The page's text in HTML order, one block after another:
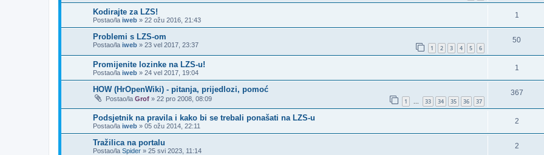
Kodirajte za LZS!
Postao/la iweb » 22 ožu 2016, 21:43
1
Problemi s LZS-om
Postao/la iweb » 23 vel 2017, 23:37 1 2 3 4 5 6
50
Promijenite lozinke na LZS-u!
Postao/la iweb » 24 vel 2017, 19:04
1
HOW (HrOpenWiki) - pitanja, prijedlozi, pomoć
Postao/la Grof » 22 pro 2008, 08:09 1 ... 33 34 35 36 37
367
Podsjetnik na pravila i kako bi se trebali ponašati na LZS-u
Postao/la iweb » 05 ožu 2014, 22:11
2
Tražilica na portalu
Postao/la Spider » 25 svi 2023, 11:14
2